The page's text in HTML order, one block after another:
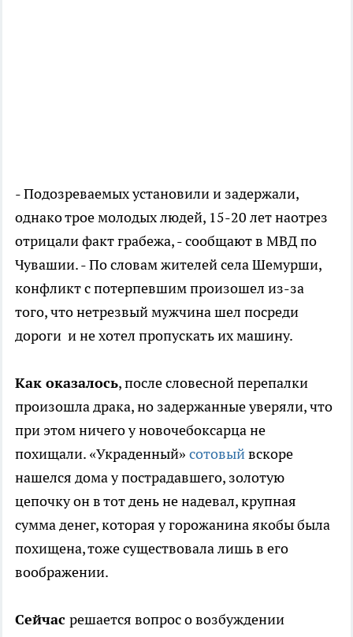
- Подозреваемых установили и задержали,
однако трое молодых людей, 15-20 лет наотрез
отрицали факт грабежа, - сообщают в МВД по
Чувашии. - По словам жителей села Шемурши,
конфликт с потерпевшим произошел из-за
того, что нетрезвый мужчина шел посреди
дороги и не хотел пропускать их машину.
Как оказалось, после словесной перепалки
произошла драка, но задержанные уверяли, что
при этом ничего у новочебоксарца не
похищали. «Украденный» сотовыйвскоре
нашелся дома у пострадавшего, золотую
цепочку он в тот день не надевал, крупная
сумма денег, которая у горожанина якобы была
похищена, тоже существовала лишь в его
воображении.
Сейчас решается вопрос о возбуждении